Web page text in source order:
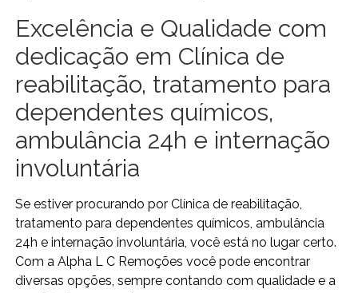
Excelência e Qualidade com
dedicação em Clínica de
reabilitação, tratamento para
dependentes químicos,
ambulância 24h e internação
involuntária
Se estiver procurando por Clínica de reabilitação,
tratamento para dependentes químicos, ambulância
24h e internação involuntária, você está no lugar certo.
Com a Alpha L C Remoções você pode encontrar
diversas opções, sempre contando com qualidade e a